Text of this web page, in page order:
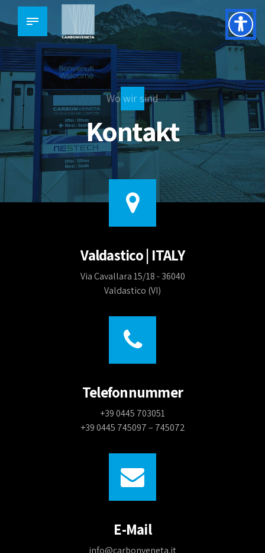
Wo wir sind
Kontakt
Valdastico | ITALY
Via Cavallara 15/18 - 36040
Valdastico (VI)
Telefonnummer
+39 0445 703051
+39 0445 745097 – 745072
E-Mail
info@carbonveneta.it